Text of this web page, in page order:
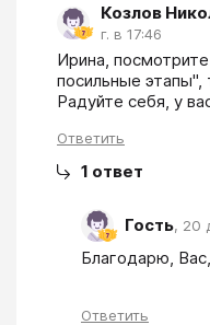
Козлов
г. в 17:46
Ирина,
посильные
Радуйте себя, у
Ответить
1 ответ
Гость, 20
Благодарю,
Ответить